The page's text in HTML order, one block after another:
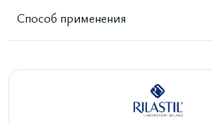
Способ применения